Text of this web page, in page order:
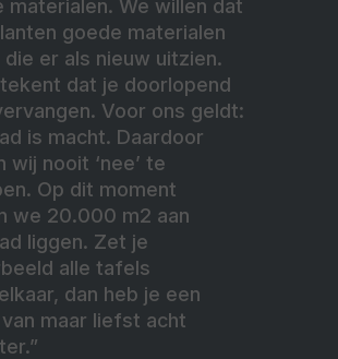
materialen. We willen dat
goede materialen
die er als nieuw uitzien.
dat je doorlopend
Voor ons geldt:
is macht. Daardoor
wij nooit ‘nee’ te
Op dit moment
we 20.000 m2 aan
liggen. Zet je
alle tafels
dan heb je een
maar liefst acht